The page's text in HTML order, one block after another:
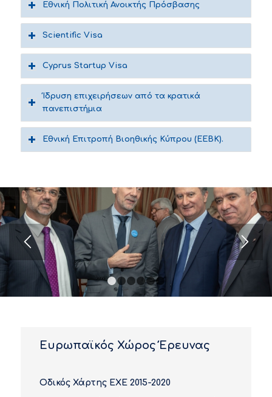
Εθνική Πολιτική Ανοικτής Πρόσβασης
Scientific Visa
Cyprus Startup Visa
Ίδρυση επιχειρήσεων από τα κρατικά
πανεπιστήμια
Εθνική Επιτροπή Βιοηθικής Κύπρου (ΕΕΒΚ).
1 6
Ευρωπαϊκός Χώρος Έρευνας
Οδικός Χάρτης ΕΧΕ 2015-2020